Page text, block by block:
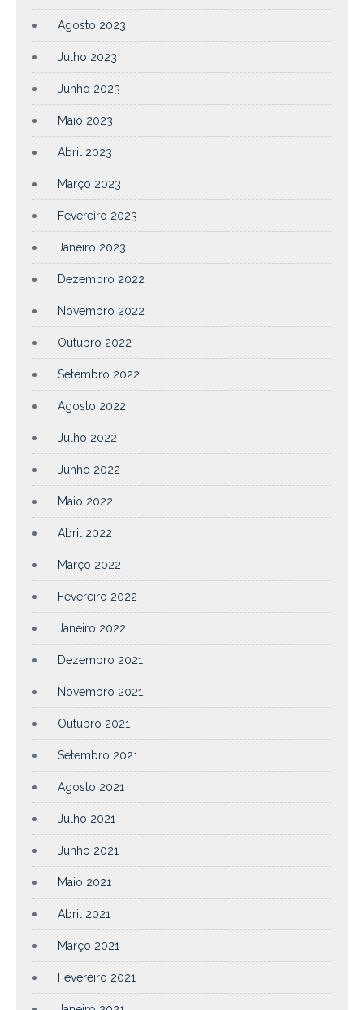
Agosto 2023
Julho 2023
Junho 2023
Maio 2023
Abril 2023
Março 2023
Fevereiro 2023
Janeiro 2023
Dezembro 2022
Novembro 2022
Outubro 2022
Setembro 2022
Agosto 2022
Julho 2022
Junho 2022
Maio 2022
Abril 2022
Março 2022
Fevereiro 2022
Janeiro 2022
Dezembro 2021
Novembro 2021
Outubro 2021
Setembro 2021
Agosto 2021
Julho 2021
Junho 2021
Maio 2021
Abril 2021
Março 2021
Fevereiro 2021